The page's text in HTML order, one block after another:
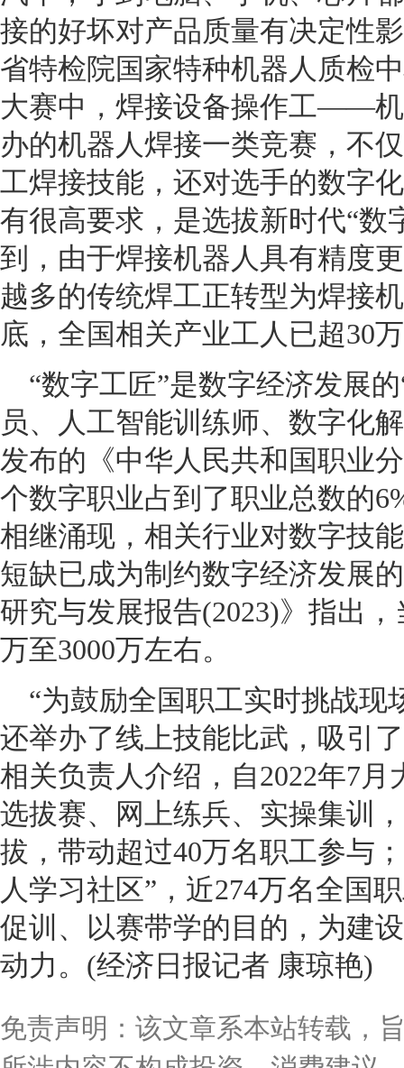
接的好坏对产品质量有决定性
省特检院国家特种机器人质检
大赛中，焊接设备操作工——
办的机器人焊接一类竞赛，不
工焊接技能，还对选手的数字
有很高要求，是选拔新时代“数
到，由于焊接机器人具有精度
越多的传统焊工正转型为焊接
底，全国相关产业工人已超30
“数字工匠”是数字经济发展
员、人工智能训练师、数字
发布的《中华人民共和国职业
个数字职业占到了职业总数的
相继涌现，相关行业对数字技
短缺已成为制约数字经济发展
研究与发展报告(2023)》指出
万至3000万左右。
“为鼓励全国职工实时挑战
还举办了线上技能比武，吸引
相关负责人介绍，自2022年7
选拔赛、网上练兵、实操集训
拔，带动超过40万名职工参与
人学习社区”，近274万名全国
促训、以赛带学的目的，为建
动力。(经济日报记者 康琼艳)
免责声明：该文章系本站转载，